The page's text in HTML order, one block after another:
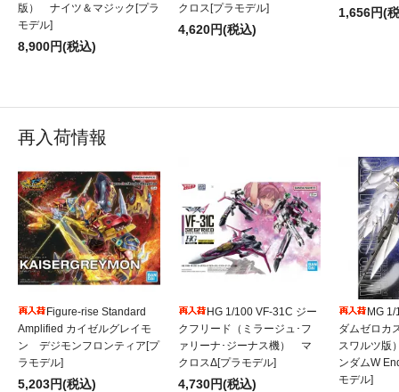
版） ナイツ＆マジック[プラ
モデル]
8,900円(税込)
クロス[プラモデル]
4,620円(税込)
1,656円(
再入荷情報
Figure-rise Standard
Amplified カイゼルグレイモ
ン デジモンフロンティア[プ
ラモデル]
5,203円(税込)
HG 1/100 VF-31C ジー
クフリード（ミラージュ･フ
ァリーナ･ジーナス機） マ
クロスΔ[プラモデル]
4,730円(税込)
MG
ダムゼロカ
スワルツ版
ンダムW
モデル]